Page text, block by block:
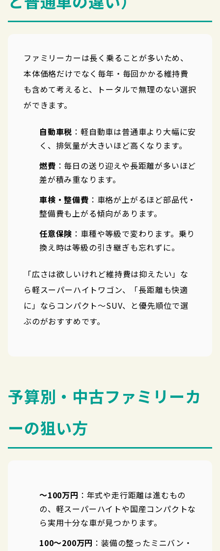
ファミリーカーは長く乗ることが多いため、
本体価格だけでなく毎年・毎回かかる維持費
も含めて考えると、トータルで無理のない選択
ができます。
自動車税 ：軽自動車は普通車より大幅に安
く、排気量が大きいほど高くなります。
燃費 ：毎日の送り迎えや長距離が多いほど
差が積み重なります。
車検・整備費 ：車格が上がるほど部品代・
整備費も上がる傾向があります。
任意保険 ：車種や等級で変わります。乗り
換え時は等級の引き継ぎも忘れずに。
「広さは欲しいけれど維持費は抑えたい」な
ら軽スーパーハイトワゴン、「長距離も快適
に」ならコンパクト〜SUV、と優先順位で選
ぶのがおすすめです。
予算別・中古ファミリーカ
ーの狙い方
〜100万円 ：年式や走行距離は進むもの
の、軽スーパーハイトや国産コンパクトな
ら実用十分な車が見つかります。
100〜200万円 ：装備の整ったミニバン・